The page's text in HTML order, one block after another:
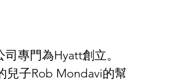
專門為Hyatt創立。
兒子Rob Mondavi的幫